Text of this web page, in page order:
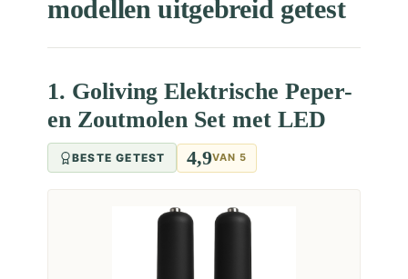
modellen uitgebreid getest
1. Goliving Elektrische Peper-
en Zoutmolen Set met LED
BESTE GETEST 4,9VAN 5